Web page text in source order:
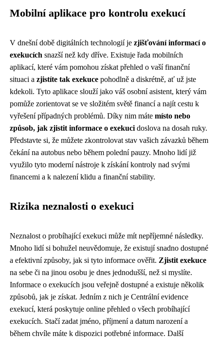
Mobilní aplikace pro kontrolu exekucí
V dnešní době digitálních technologií je zjišťování informací o
exekucích snazší než kdy dříve. Existuje řada mobilních
aplikací, které vám pomohou získat přehled o vaší finanční
situaci a zjistíte tak exekuce pohodlně a diskrétně, ať už jste
kdekoli. Tyto aplikace slouží jako váš osobní asistent, který vám
pomůže zorientovat se ve složitém světě financí a najít cestu k
vyřešení případných problémů. Díky nim máte místo nebo
způsob, jak zjistit informace o exekuci doslova na dosah ruky.
Představte si, že můžete zkontrolovat stav vašich závazků během
čekání na autobus nebo během polední pauzy. Mnoho lidí již
využilo tyto moderní nástroje k získání kontroly nad svými
financemi a k nalezení klidu a finanční stability.
Rizika neznalosti o exekuci
Neznalost o probíhající exekuci může mít nepříjemné následky.
Mnoho lidí si bohužel neuvědomuje, že existují snadno dostupné
a efektivní způsoby, jak si tyto informace ověřit. Zjistit exekuce
na sebe či na jinou osobu je dnes jednodušší, než si myslíte.
Informace o exekucích jsou veřejně dostupné a existuje několik
způsobů, jak je získat. Jedním z nich je Centrální evidence
exekucí, která poskytuje online přehled o všech probíhající
exekucích. Stačí zadat jméno, příjmení a datum narození a
během chvíle máte k dispozici potřebné informace. Další